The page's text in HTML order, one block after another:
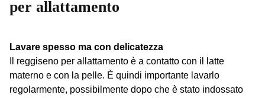
per allattamento
Lavare spesso ma con delicatezza
Il reggiseno per allattamento è a contatto con il latte
materno e con la pelle. È quindi importante lavarlo
regolarmente, possibilmente dopo che è stato indossato